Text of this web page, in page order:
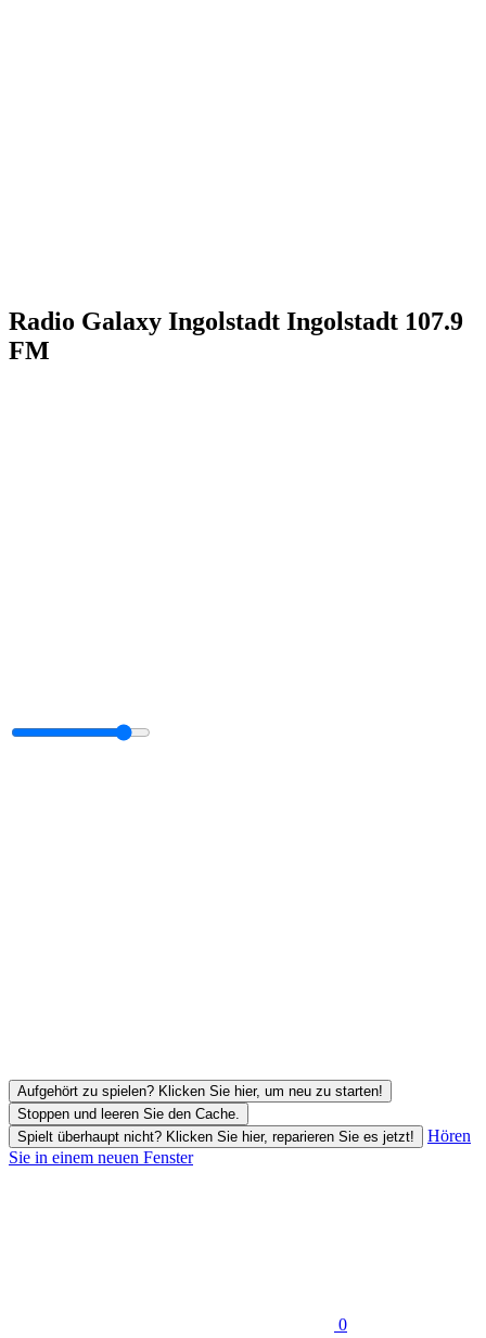
Radio Galaxy Ingolstadt Ingolstadt 107.9
FM
Aufgehört zu spielen? Klicken Sie hier, um neu zu starten!
Stoppen und leeren Sie den Cache.
Spielt überhaupt nicht? Klicken Sie hier, reparieren Sie es jetzt!
Hören
Sie in einem neuen Fenster
0